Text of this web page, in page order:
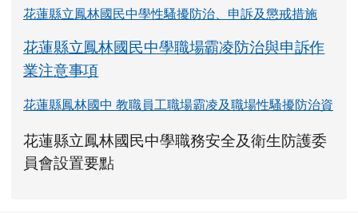
花蓮縣立鳳林國民中學性騷擾防治、申訴及懲戒措施
花蓮縣立鳳林國民中學職場霸凌防治與申訴作
業注意事項
花蓮縣鳳林國中 教職員工職場霸凌及職場性騷擾防治資
link to https://www.fles.hlc.edu.tw/uploads/tad_blocks/file/
花蓮縣立鳳林國民中學職務安全及衛生防護委
員會設置要點花蓮縣立鳳林國民中學職務安全及衛生防
花蓮縣立鳳林國民中學職務安全及衛生防
link to https://www.fles.hlc.edu.tw/uploads/
link to https://www.fles.hlc.edu.tw/uploads/